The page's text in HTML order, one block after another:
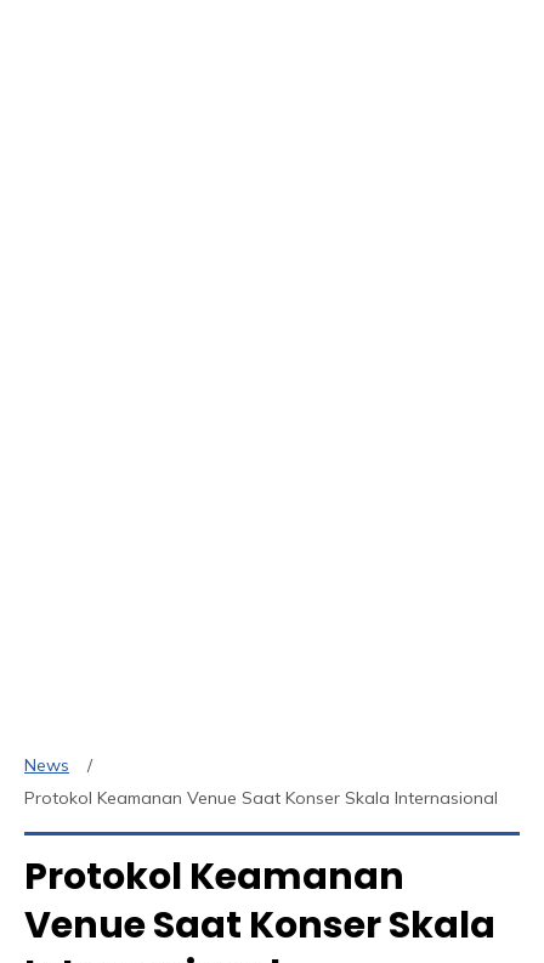
News
Protokol Keamanan Venue Saat Konser Skala Internasional
Protokol Keamanan
Venue Saat Konser Skala